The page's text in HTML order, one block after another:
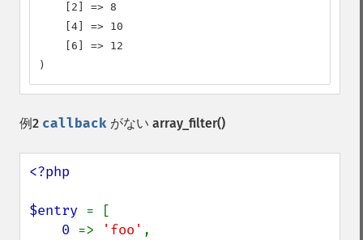
    [2] => 8
    [4] => 10
    [6] => 12
)
例2 callback がない array_filter()
<?php
$entry = [
0 => 'foo' ,